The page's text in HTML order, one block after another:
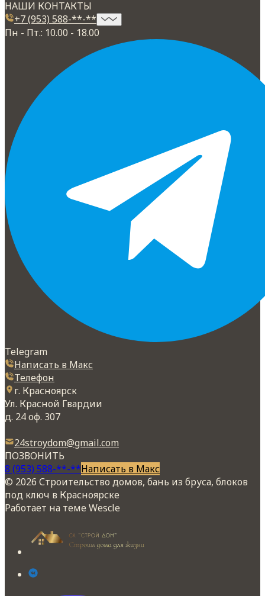
НАШИ КОНТАКТЫ
+7 (953) 588-**-**
Пн - Пт.: 10.00 - 18.00
Telegram
Написать в Макс
Телефон
г. Красноярск
Ул. Красной Гвардии
д. 24 оф. 307
24stroydom@gmail.com
ПОЗВОНИТЬ
8 (953) 588-**-**Написать в Макс
© 2026 Строительство домов, бань из бруса, блоков
под ключ в Красноярске
Работает на теме Wescle